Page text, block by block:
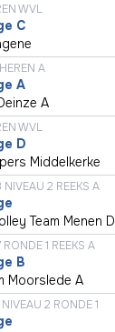
WVL
C
A
A
A
WVL
D
Middelkerke
2 REEKS A
Team Menen D
1 REEKS A
B
Moorslede A
2 RONDE 1